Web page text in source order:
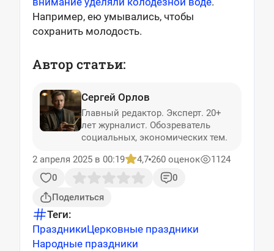
Например, ею умывались, чтобы
сохранить молодость.
Автор статьи:
Сергей Орлов
Главный редактор. Эксперт. 20+
лет журналист. Обозреватель
социальных, экономических тем.
2 апреля 2025 в 00:19
4,7 260 оценок
1124
0
0
Поделиться
Теги:
ПраздникиЦерковные праздники
Народные праздники